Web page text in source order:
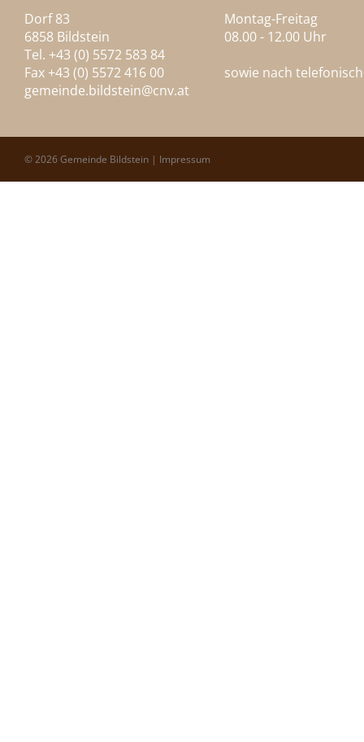
Dorf 83
6858 Bildstein
Tel. +43 (0) 5572 583 84
Fax +43 (0) 5572 416 00
gemeinde.bildstein@cnv.at
Montag-Freitag
08.00 - 12.00 Uhr
sowie nach
© 2026 Gemeinde Bildstein | Impressum